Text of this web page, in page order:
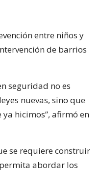
entre niños y
de barrios
seguridad no es
nuevas, sino que
hicimos”, afirmó en
se requiere construir
abordar los